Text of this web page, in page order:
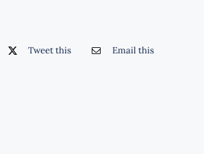
Tweet this Email this